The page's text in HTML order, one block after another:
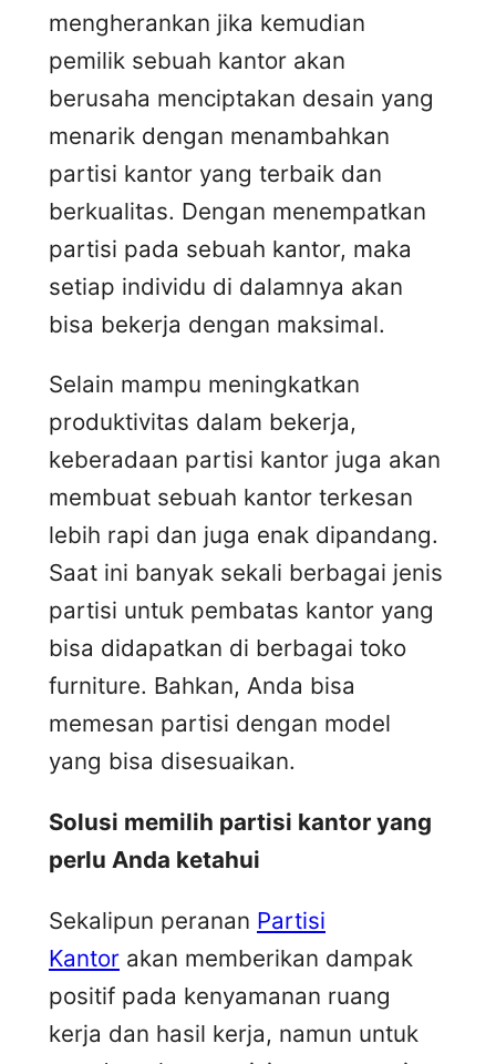
mengherankan jika kemudian
pemilik sebuah kantor akan
berusaha menciptakan desain yang
menarik dengan menambahkan
partisi kantor yang terbaik dan
berkualitas. Dengan menempatkan
partisi pada sebuah kantor, maka
setiap individu di dalamnya akan
bisa bekerja dengan maksimal.
Selain mampu meningkatkan
produktivitas dalam bekerja,
keberadaan partisi kantor juga akan
membuat sebuah kantor terkesan
lebih rapi dan juga enak dipandang.
Saat ini banyak sekali berbagai jenis
partisi untuk pembatas kantor yang
bisa didapatkan di berbagai toko
furniture. Bahkan, Anda bisa
memesan partisi dengan model
yang bisa disesuaikan.
Solusi memilih partisi kantor yang
perlu Anda ketahui
Sekalipun peranan Partisi
Kantor akan memberikan dampak
positif pada kenyamanan ruang
kerja dan hasil kerja, namun untuk